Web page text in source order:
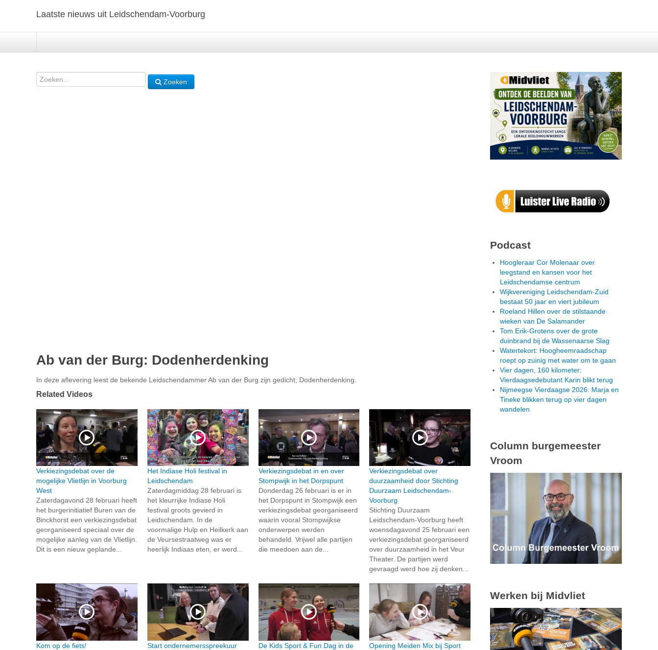
Laatste nieuws uit Leidschendam-Voorburg
Zoeken
Ab van der Burg: Dodenherdenking
In deze aflevering leest de bekende Leidschendammer Ab van der Burg zijn gedicht; Dodenherdenking.
Related Videos
Verkiezingsdebat over de
mogelijke Vlietlijn in Voorburg
West
Zaterdagavond 28 februari heeft
het burgerinitiatief Buren van de
Binckhorst een verkiezingsdebat
georganiseerd speciaal over de
mogelijke aanleg van de Vlietlijn.
Dit is een nieuw geplande...
Het Indiase Holi festival in
Leidschendam
Zaterdagmiddag 28 februari is
het kleurrijke Indiase Holi
festival groots gevierd in
Leidschendam. In de
voormalige Hulp en Heilkerk aan
de Veursestraatweg was er
heerlijk Indiaas eten, er werd...
Verkiezingsdebat in en over
Stompwijk in het Dorpspunt
Donderdag 26 februari is er in
het Dorpspunt in Stompwijk een
verkiezingsdebat georganiseerd
waarin vooral Stompwijkse
onderwerpen werden
behandeld. Vrijwel alle partijen
die meedoen aan de...
Verkiezingsdebat over
duurzaamheid door Stichting
Duurzaam Leidschendam-
Voorburg
Stichting Duurzaam
Leidschendam-Voorburg heeft
woensdagavond 25 februari een
verkiezingsdebat georganiseerd
over duurzaamheid in het Veur
Theater. De partijen werd
gevraagd werd hoe zij denken...
Kom op de fiets!
Start ondernemersspreekuur
De Kids Sport & Fun Dag in de
Opening Meiden Mix bij Sport
Podcast
Hoogleraar Cor Molenaar over
leegstand en kansen voor het
Leidschendamse centrum
Wijkvereniging Leidschendam-Zuid
bestaat 50 jaar en viert jubileum
Roeland Hillen over de stilstaande
wieken van De Salamander
Tom Erik-Grotens over de grote
duinbrand bij de Wassenaarse Slag
Watertekort: Hoogheemraadschap
roept op zuinig met water om te gaan
Vier dagen, 160 kilometer:
Vierdaagsedebutant Karin blikt terug
Nijmeegse Vierdaagse 2026: Marja en
Tineke blikken terug op vier dagen
wandelen
Column burgemeester
Vroom
Werken bij Midvliet